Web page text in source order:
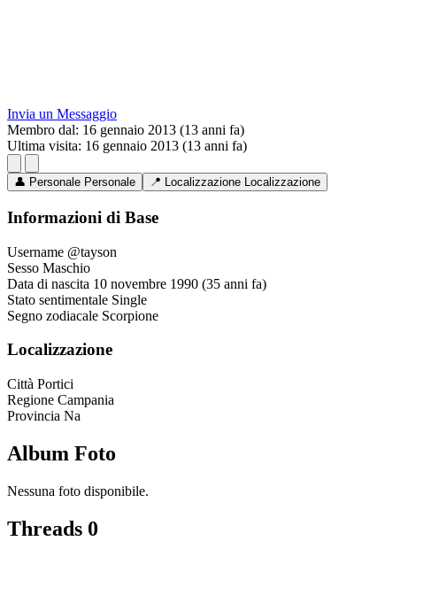
Invia un Messaggio
Membro dal: 16 gennaio 2013 (13 anni fa)
Ultima visita: 16 gennaio 2013 (13 anni fa)
👤 Personale Personale 📍 Localizzazione Localizzazione
Informazioni di Base
Username @tayson
Sesso Maschio
Data di nascita 10 novembre 1990 (35 anni fa)
Stato sentimentale Single
Segno zodiacale Scorpione
Localizzazione
Città Portici
Regione Campania
Provincia Na
Album Foto
Nessuna foto disponibile.
Threads 0